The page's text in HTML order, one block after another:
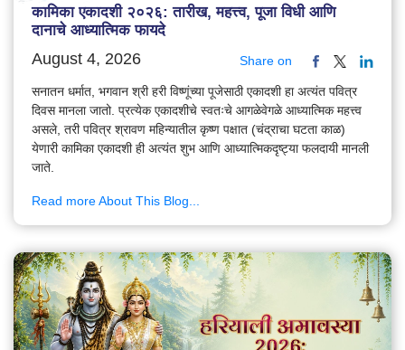
कामिका एकादशी २०२६: तारीख, महत्त्व, पूजा विधी आणि
दानाचे आध्यात्मिक फायदे
August 4, 2026 Share on
सनातन धर्मात, भगवान श्री हरी विष्णूंच्या पूजेसाठी एकादशी हा अत्यंत पवित्र
दिवस मानला जातो. प्रत्येक एकादशीचे स्वतःचे आगळेवेगळे आध्यात्मिक महत्त्व
असले, तरी पवित्र श्रावण महिन्यातील कृष्ण पक्षात (चंद्राचा घटता काळ)
येणारी कामिका एकादशी ही अत्यंत शुभ आणि आध्यात्मिकदृष्ट्या फलदायी मानली
जाते.
Read more About This Blog...